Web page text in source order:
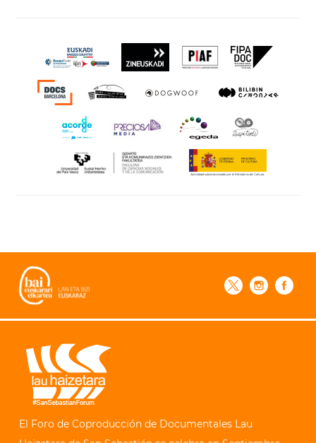
El Foro de Coproducción de Documentales Lau